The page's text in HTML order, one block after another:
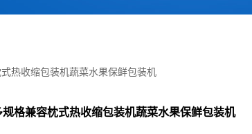
热收缩包装机蔬菜水果保鲜包装机
规格兼容枕式热收缩包装机蔬菜水果保鲜包装机